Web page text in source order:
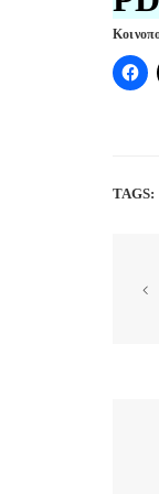
TAGS: